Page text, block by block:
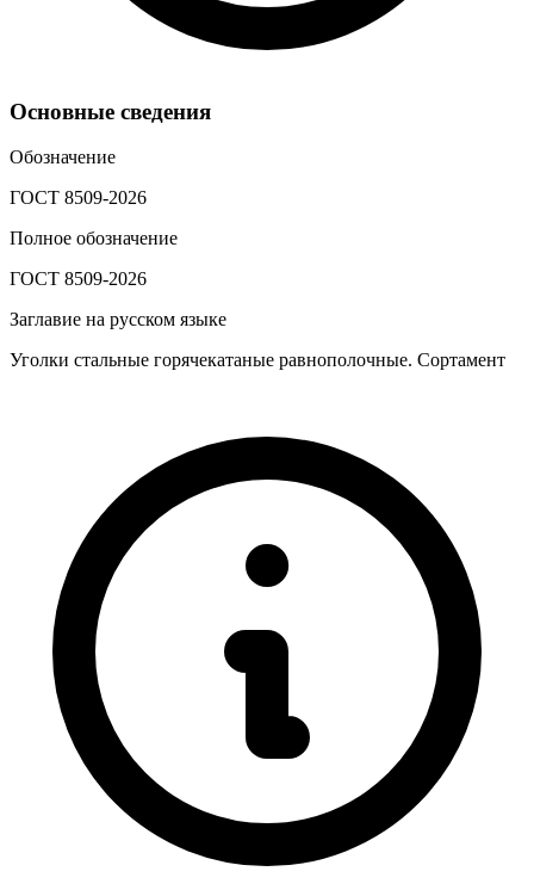
Основные сведения
Обозначение
ГОСТ 8509-2026
Полное обозначение
ГОСТ 8509-2026
Заглавие на русском языке
Уголки стальные горячекатаные равнополочные. Сортамент